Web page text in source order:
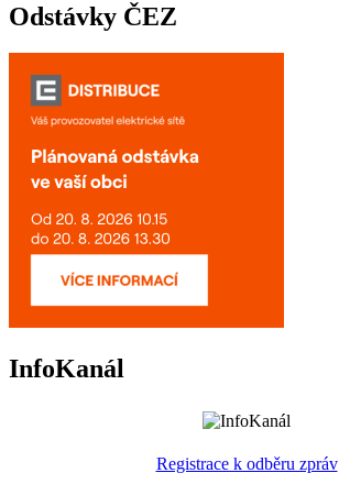
Odstávky ČEZ
InfoKanál
Registrace k odběru zpráv